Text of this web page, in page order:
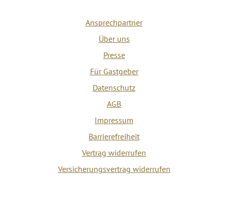
Ansprechpartner
Über uns
Presse
Für Gastgeber
Datenschutz
AGB
Impressum
Barrierefreiheit
Vertrag widerrufen
Versicherungsvertrag widerrufen